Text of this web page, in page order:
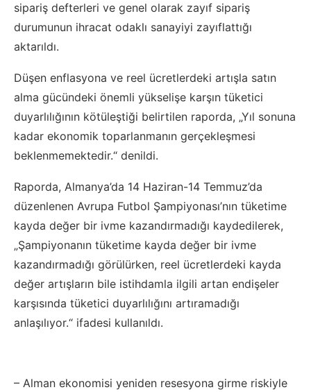
sipariş defterleri ve genel olarak zayıf sipariş
durumunun ihracat odaklı sanayiyi zayıflattığı
aktarıldı.
Düşen enflasyona ve reel ücretlerdeki artışla satın
alma gücündeki önemli yükselişe karşın tüketici
duyarlılığının kötüleştiği belirtilen raporda, „Yıl sonuna
kadar ekonomik toparlanmanın gerçekleşmesi
beklenmemektedir.“ denildi.
Raporda, Almanya’da 14 Haziran-14 Temmuz’da
düzenlenen Avrupa Futbol Şampiyonası’nın tüketime
kayda değer bir ivme kazandırmadığı kaydedilerek,
„Şampiyonanın tüketime kayda değer bir ivme
kazandırmadığı görülürken, reel ücretlerdeki kayda
değer artışların bile istihdamla ilgili artan endişeler
karşısında tüketici duyarlılığını artıramadığı
anlaşılıyor.“ ifadesi kullanıldı.
– Alman ekonomisi yeniden resesyona girme riskiyle